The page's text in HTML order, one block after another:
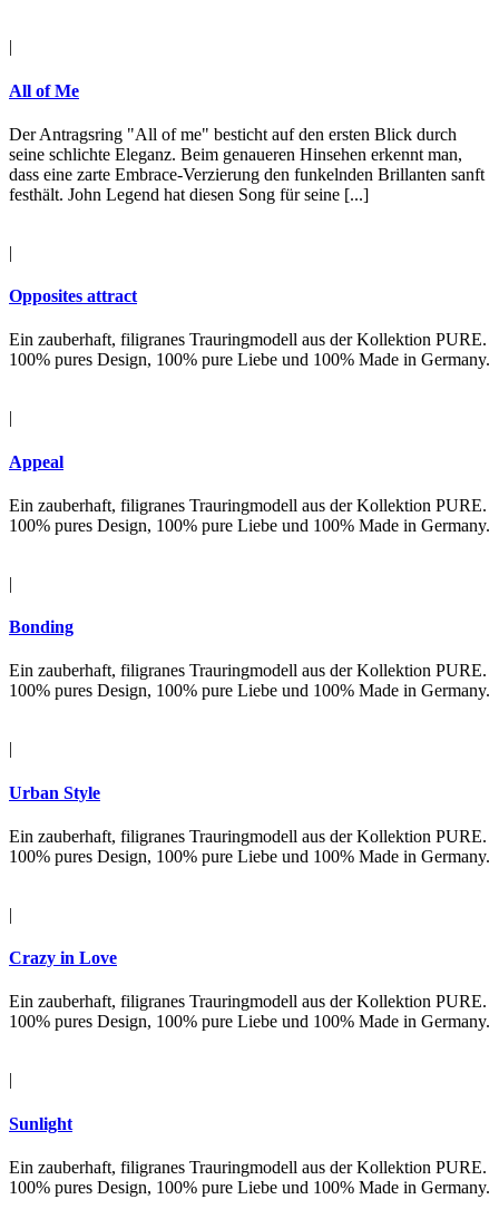
|
All of Me
Der Antragsring "All of me" besticht auf den ersten Blick durch
seine schlichte Eleganz. Beim genaueren Hinsehen erkennt man,
dass eine zarte Embrace-Verzierung den funkelnden Brillanten sanft
festhält. John Legend hat diesen Song für seine [...]
|
Opposites attract
Ein zauberhaft, filigranes Trauringmodell aus der Kollektion PURE.
100% pures Design, 100% pure Liebe und 100% Made in Germany.
|
Appeal
Ein zauberhaft, filigranes Trauringmodell aus der Kollektion PURE.
100% pures Design, 100% pure Liebe und 100% Made in Germany.
|
Bonding
Ein zauberhaft, filigranes Trauringmodell aus der Kollektion PURE.
100% pures Design, 100% pure Liebe und 100% Made in Germany.
|
Urban Style
Ein zauberhaft, filigranes Trauringmodell aus der Kollektion PURE.
100% pures Design, 100% pure Liebe und 100% Made in Germany.
|
Crazy in Love
Ein zauberhaft, filigranes Trauringmodell aus der Kollektion PURE.
100% pures Design, 100% pure Liebe und 100% Made in Germany.
|
Sunlight
Ein zauberhaft, filigranes Trauringmodell aus der Kollektion PURE.
100% pures Design, 100% pure Liebe und 100% Made in Germany.